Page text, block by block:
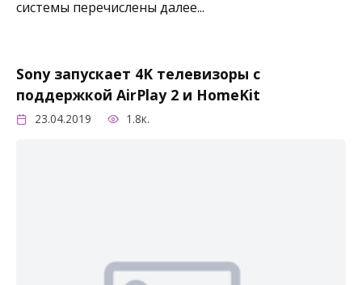
системы перечислены далее...
Sony запускает 4K телевизоры с
поддержкой AirPlay 2 и HomeKit
23.04.2019 1.8к.